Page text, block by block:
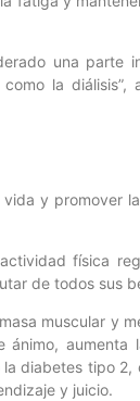
una parte
la
y promover
física
de todos sus
muscular y
aumenta
diabetes tipo
y juicio.